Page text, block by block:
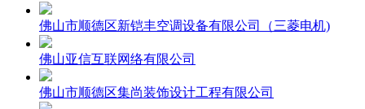
佛山市顺德区新铠丰空调设备有限公司（三菱电机)
佛山亚信互联网络有限公司
佛山市顺德区集尚装饰设计工程有限公司